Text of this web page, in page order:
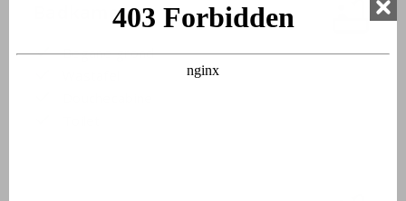
Badkamer 1
Begane grond